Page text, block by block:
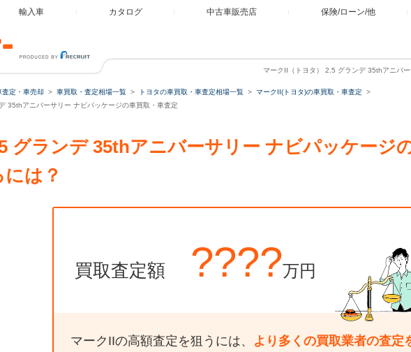
輸入車 カタログ 中古車販売店 保険/ローン/他
マークII（トヨタ） 2.5 グランデ 35thアニバ
査定・車売却 車買取・査定相場一覧 トヨタの車買取・車査定相場一覧
マークII(トヨタ)の車買取・車査定
35thアニバーサリー ナビパッケージの車買取・車査定
グランデ 35thアニバーサリー ナビパッケージ
は？
買取査定額 ????万円
マークIIの高額査定を狙うには、 より多くの買取業者の査定